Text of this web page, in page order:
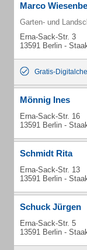
Marco
Garten- und
Erna-Sack-Str. 3
13591 Berlin -
Gratis-
Mönnig Ines
Erna-Sack-Str. 16
13591 Berlin -
Schmidt Rita
Erna-Sack-Str. 13
13591 Berlin -
Schuck Jürgen
Erna-Sack-Str. 5
13591 Berlin -